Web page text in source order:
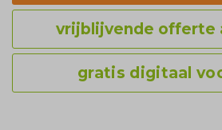
vrijblijvende offerte
gratis digitaal